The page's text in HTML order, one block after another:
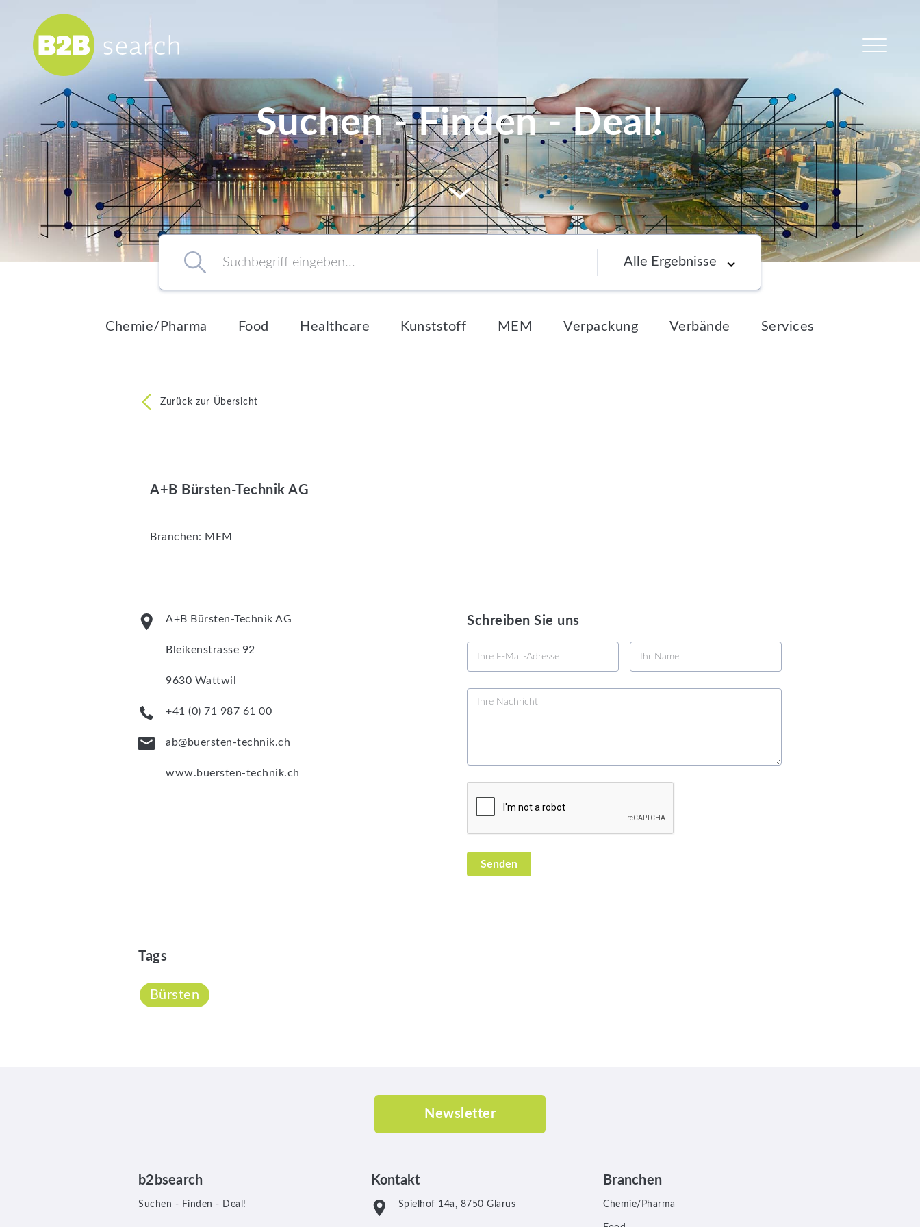
Chemie/Pharma
Food
Healthcare
Kunststoff
MEM
Verpackung
Verbände
Services
Newsletter
Suchen - Finden - Deal!
to content
Suchbegriff eingeben… Choose an option
Chemie/Pharma Food Healthcare Kunststoff MEM Verpackung Verbände Services
Zurück zur Übersicht
A+B Bürsten-Technik AG
Branchen: MEM
A+B Bürsten-Technik AG
Bleikenstrasse 92
9630 Wattwil
+41 (0) 71 987 61 00
ab@buersten-technik.ch
www.buersten-technik.ch
Schreiben Sie uns
Tags
Bürsten
Newsletter
b2bsearch
Suchen - Finden - Deal!
Kontakt
Spielhof 14a, 8750 Glarus
Branchen
Chemie/Pharma